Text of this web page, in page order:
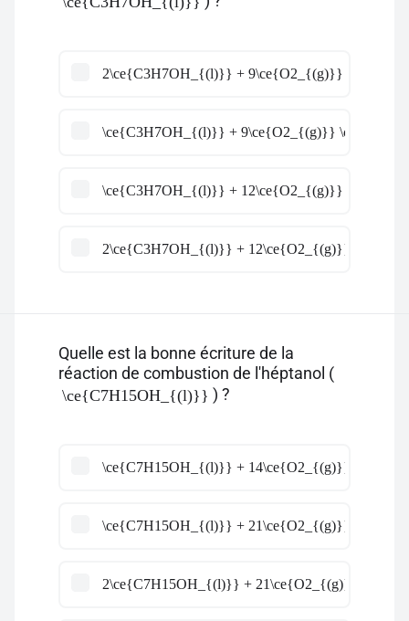
2\ce{C3H7OH_{(l)}} + 9\ce{O2_{(g)}} \ce{->}
\ce{C3H7OH_{(l)}} + 9\ce{O2_{(g)}} \ce{->}
\ce{C3H7OH_{(l)}} + 12\ce{O2_{(g)}} \ce{->}
2\ce{C3H7OH_{(l)}} + 12\ce{O2_{(g)}} \ce{->}
Quelle est la bonne écriture de la
réaction de combustion de l'héptanol (
\ce{C7H15OH_{(l)}} ) ?
\ce{C7H15OH_{(l)}} + 14\ce{O2_{(g)}} \ce{->}
\ce{C7H15OH_{(l)}} + 21\ce{O2_{(g)}} \ce{->}
2\ce{C7H15OH_{(l)}} + 21\ce{O2_{(g)}} \ce{-